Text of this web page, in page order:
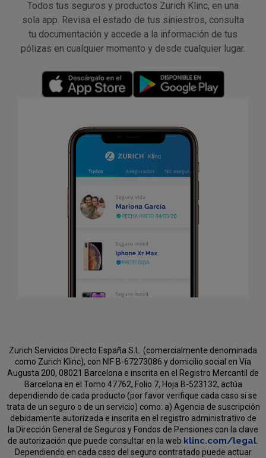
Todos tus seguros y productos Zurich Klinc, en una
sola app. Revisa el estado de tus siniestros, consulta
tu documentación y accede a la información de tus
pólizas en cualquier momento y desde cualquier lugar.
Zurich Servicios Directo España S.L. (comercialmente denominada
como Zurich Klinc), con NIF B-67273086 y domicilio social en Vía
Augusta 200, 08021 Barcelona e inscrita en el Registro Mercantil de
Barcelona en el Tomo 47762, Folio 7, Hoja B-523132, actúa
dependiendo de cada producto (por favor verifique cada caso si se
trata de un seguro o de un servicio) como: a) Agencia de suscripción
debidamente autorizada e inscrita en el registro administrativo de
la Dirección General de Seguros y Fondos de Pensiones con la clave
de autorización que puede consultar en la web klinc.com/legal.
Dependiendo en cada caso del seguro contratado puede actuar